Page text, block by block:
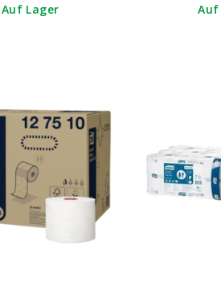
Auf Lager Auf